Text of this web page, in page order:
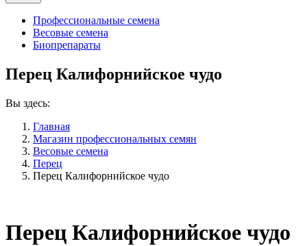
Профессиональные семена
Весовые семена
Биопрепараты
Перец Калифорнийское чудо
Вы здесь:
Главная
Магазин профессиональных семян
Весовые семена
Перец
Перец Калифорнийское чудо
Перец Калифорнийское чудо